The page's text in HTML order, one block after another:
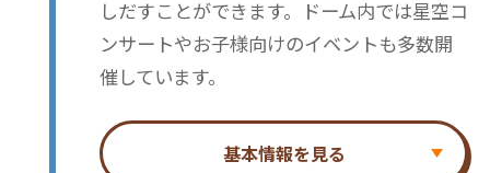
しだすことができます。ドーム内では星空コ
ンサートやお子様向けのイベントも多数開
催しています。
基本情報を見る